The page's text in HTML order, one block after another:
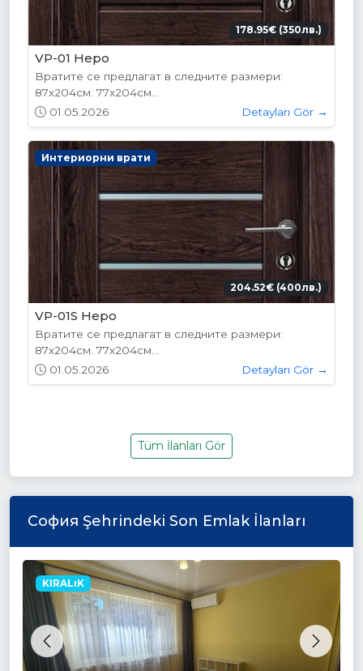
178.95€ (350лв.)
VP-01 Hepo
Вратите се предлагат в следните размери:
87х204см. 77х204см...
01.05.2026
Detayları Gör →
Интериорни врати
204.52€ (400лв.)
VP-01S Hepo
Вратите се предлагат в следните размери:
87х204см. 77х204см...
01.05.2026
Detayları Gör →
Tüm İlanları Gör
София Şehrindeki Son Emlak İlanları
Previous Next
KIRALıK